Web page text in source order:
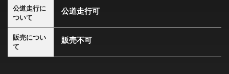
公道走行に
ついて
公道走行可
販売につい
て
販売不可